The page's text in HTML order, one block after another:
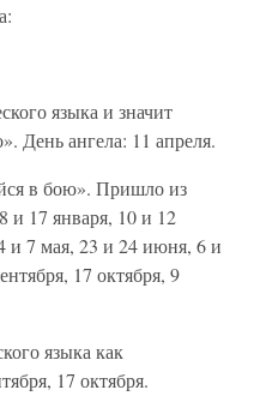
языка и значит
День ангела: 11 апреля.
в бою». Пришло из
и 17 января, 10 и 12
и 7 мая, 23 и 24 июня, 6 и
17 октября, 9
языка как
17 октября.